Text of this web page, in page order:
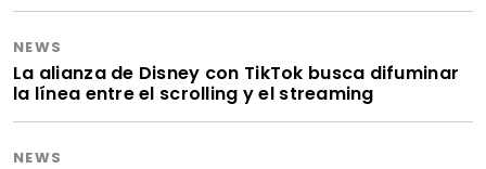
NEWS
La alianza de Disney con TikTok busca difuminar
la línea entre el scrolling y el streaming
NEWS